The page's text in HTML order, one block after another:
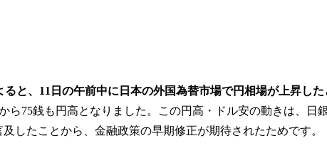
と、11日の午前中に日本の外国為替市場で円相場が上昇した
ら75銭も円高となりました。この円高・ドル安の動きは、日
したことから、金融政策の早期修正が期待されたためです。